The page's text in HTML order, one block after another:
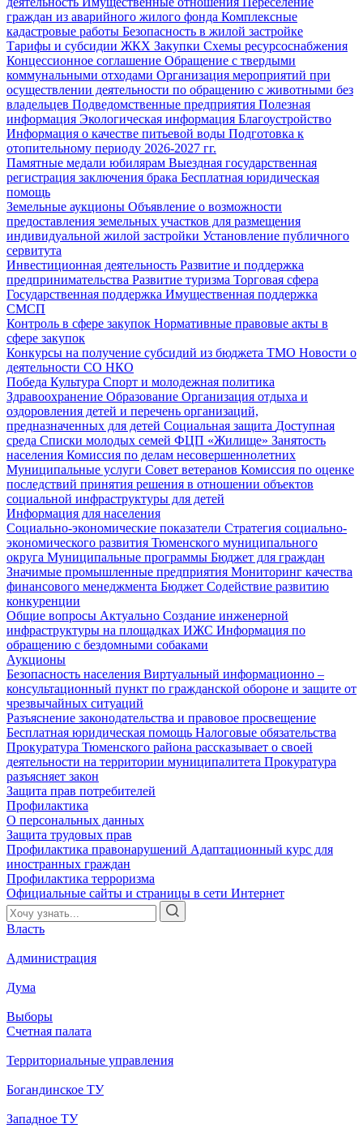
граждан из аварийного жилого фонда Комплексные
кадастровые работы Безопасность в жилой застройке
Тарифы и субсидии ЖКХ Закупки Схемы ресурсоснабжения
Концессионное соглашение Обращение с твердыми
коммунальными отходами Организация мероприятий при
осуществлении деятельности по обращению с животными без
владельцев Подведомственные предприятия Полезная
информация Экологическая информация Благоустройство
Информация о качестве питьевой воды Подготовка к
отопительному периоду 2026-2027 гг.
Памятные медали юбилярам Выездная государственная
регистрация заключения брака Бесплатная юридическая
помощь
Земельные аукционы Объявление о возможности
предоставления земельных участков для размещения
индивидуальной жилой застройки Установление публичного
сервитута
Инвестиционная деятельность Развитие и поддержка
предпринимательства Развитие туризма Торговая сфера
Государственная поддержка Имущественная поддержка
СМСП
Контроль в сфере закупок Нормативные правовые акты в
сфере закупок
Конкурсы на получение субсидий из бюджета ТМО Новости о
деятельности СО НКО
Победа Культура Спорт и молодежная политика
Здравоохранение Образование Организация отдыха и
оздоровления детей и перечень организаций,
предназначенных для детей Социальная защита Доступная
среда Списки молодых семей ФЦП «Жилище» Занятость
населения Комиссия по делам несовершеннолетних
Муниципальные услуги Совет ветеранов Комиссия по оценке
последствий принятия решения в отношении объектов
социальной инфраструктуры для детей
Информация для населения
Социально-экономические показатели Стратегия социально-
экономического развития Тюменского муниципального
округа Муниципальные программы Бюджет для граждан
Значимые промышленные предприятия Мониторинг качества
финансового менеджмента Бюджет Содействие развитию
конкуренции
Общие вопросы Актуально Создание инженерной
инфраструктуры на площадках ИЖС Информация по
обращению с бездомными собаками
Аукционы
Безопасность населения Виртуальный информационно –
консультационный пункт по гражданской обороне и защите от
чрезвычайных ситуаций
Разъяснение законодательства и правовое просвещение
Бесплатная юридическая помощь Налоговые обязательства
Прокуратура Тюменского района рассказывает о своей
деятельности на территории муниципалитета Прокуратура
разъясняет закон
Защита прав потребителей
Профилактика
О персональных данных
Защита трудовых прав
Профилактика правонарушений Адаптационный курс для
иностранных граждан
Профилактика терроризма
Официальные сайты и страницы в сети Интернет
Власть
Администрация
Дума
Выборы
Счетная палата
Территориальные управления
Богандинское ТУ
Западное ТУ